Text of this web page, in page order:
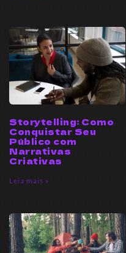
Storytelling: Como
Conquistar Seu
Público com
Narrativas
Criativas
Leia mais »